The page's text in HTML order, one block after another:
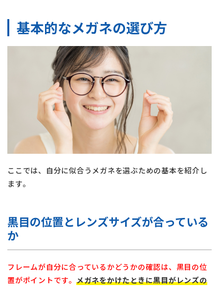
基本的なメガネの選び方
ここでは、自分に似合うメガネを選ぶための基本を紹介し
ます。
黒目の位置とレンズサイズが合っている
か
フレームが自分に合っているかどうかの確認は、黒目の位
置がポイントです。 メガネをかけたときに黒目がレンズの